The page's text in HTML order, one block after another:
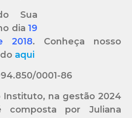
Sua
dia19
2018. Conheça nosso
aqui
0001-86
Instituto, na gestão 2024
composta por Juliana